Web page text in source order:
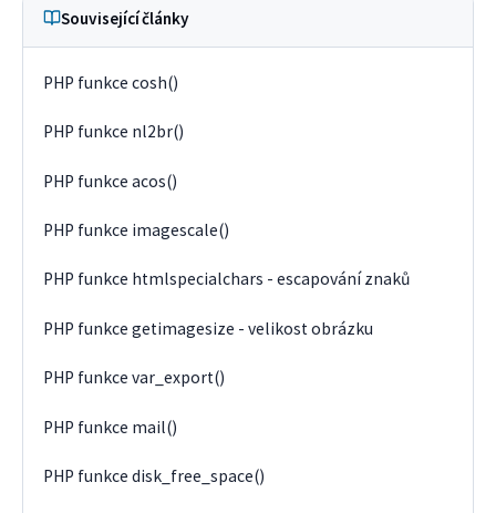
Související články
PHP funkce cosh()
PHP funkce nl2br()
PHP funkce acos()
PHP funkce imagescale()
PHP funkce htmlspecialchars - escapování znaků
PHP funkce getimagesize - velikost obrázku
PHP funkce var_export()
PHP funkce mail()
PHP funkce disk_free_space()